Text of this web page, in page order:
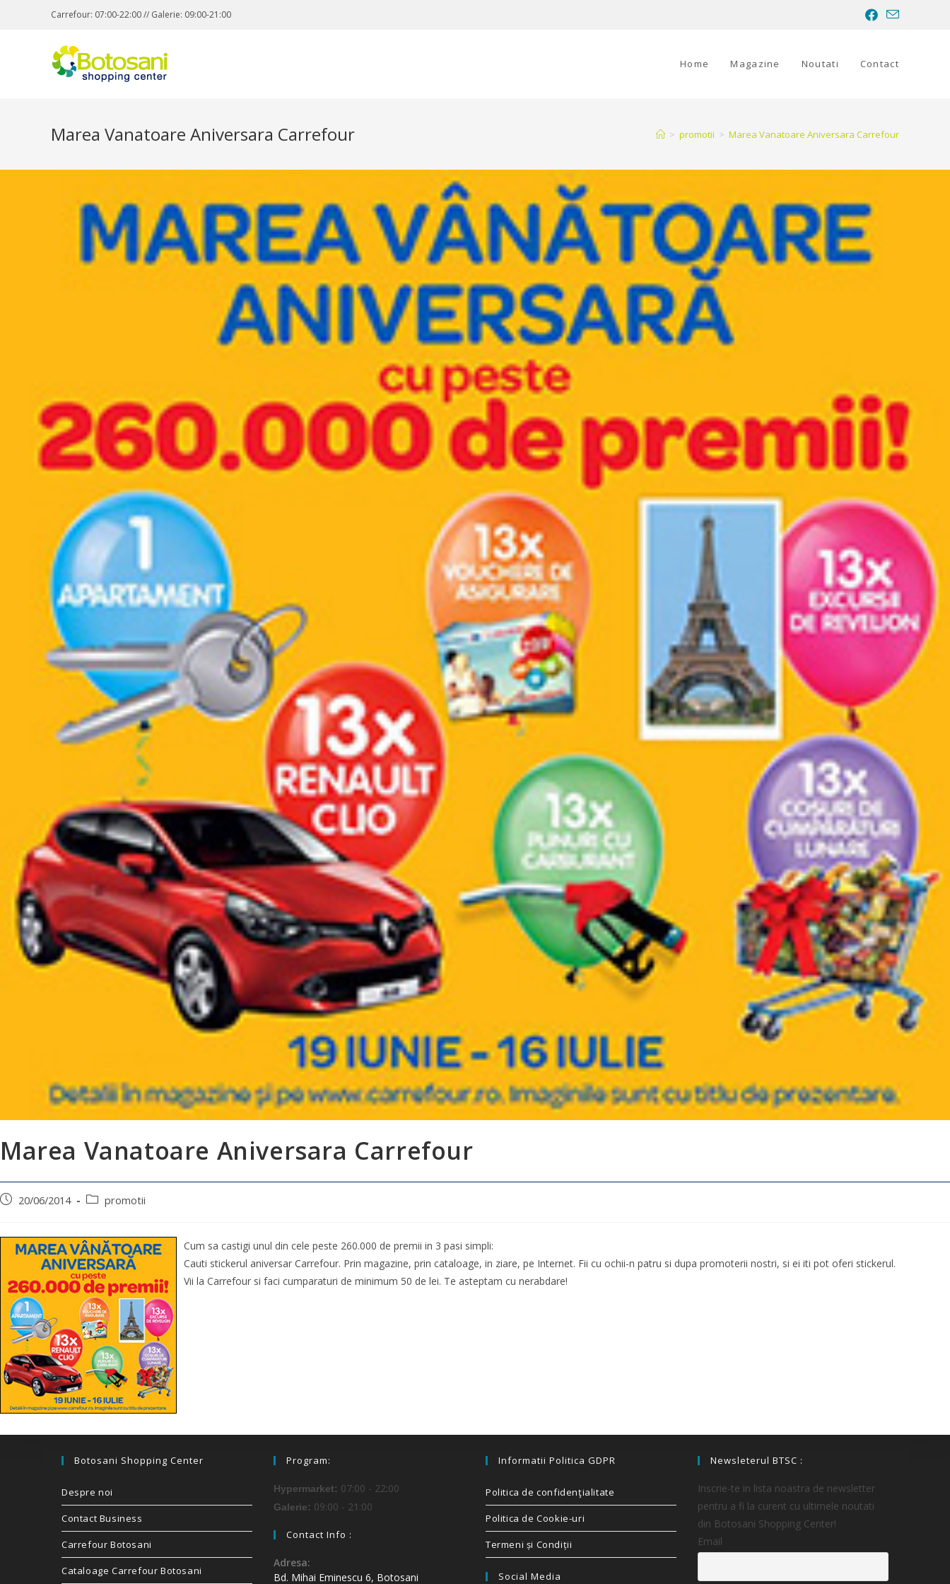
Carrefour: 07:00-22:00 // Galerie: 09:00-21:00
Home Magazine Noutati Contact
Marea Vanatoare Aniversara Carrefour > promotii > Marea Vanatoare Aniversara Carrefour
Marea Vanatoare Aniversara Carrefour
20/06/2014 promotii
Cum sa castigi unul din cele peste 260.000 de premii in 3 pasi simpli:
Cauti stickerul aniversar Carrefour. Prin magazine, prin cataloage, in ziare, pe Internet. Fii cu ochii-n patru si dupa promoterii nostri, si ei iti pot oferi stickerul.
Vii la Carrefour si faci cumparaturi de minimum 50 de lei. Te asteptam cu nerabdare!
Botosani Shopping Center
Despre noi
Contact Business
Carrefour Botosani
Cataloage Carrefour Botosani
Program:
Hypermarket: 07:00 - 22:00
Galerie: 09:00 - 21:00
Contact Info :
Adresa:
Bd. Mihai Eminescu 6, Botosani
Informatii Politica GDPR
Politica de confidenţialitate
Politica de Cookie-uri
Termeni și Condiții
Social Media
Newsleterul BTSC :
Inscrie-te in lista noastra de newsletter
pentru a fi la curent cu ultimele noutati
din Botosani Shopping Center!
Email